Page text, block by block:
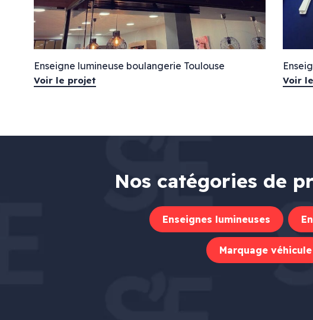
Panneau de chantier
Palissade de chantier
Bâche imprimée
Vitrine protection plexiglas
Enseigne lumineuse boulangerie Toulouse
Voir le projet Voir
Nos catégories de
Enseignes lumineuses
Marquage véhicule